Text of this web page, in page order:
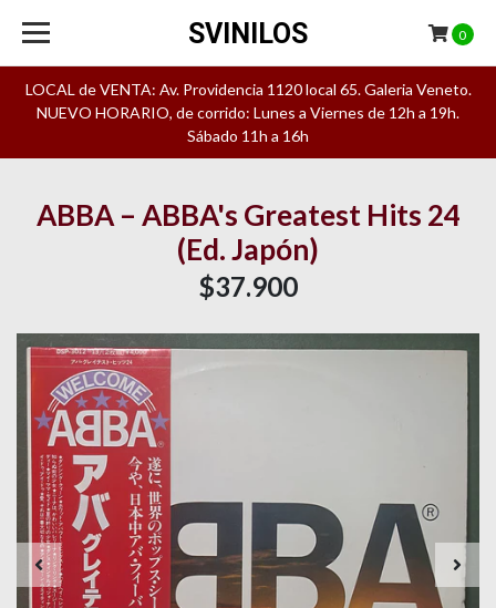
LOCAL de VENTA: Av. Providencia 1120 local 65. Galeria Veneto.
NUEVO HORARIO, de corrido: Lunes a Viernes de 12h a 19h.
Sábado 11h a 16h
SVINILOS 0
ABBA – ABBA's Greatest Hits 24
(Ed. Japón)
$37.900